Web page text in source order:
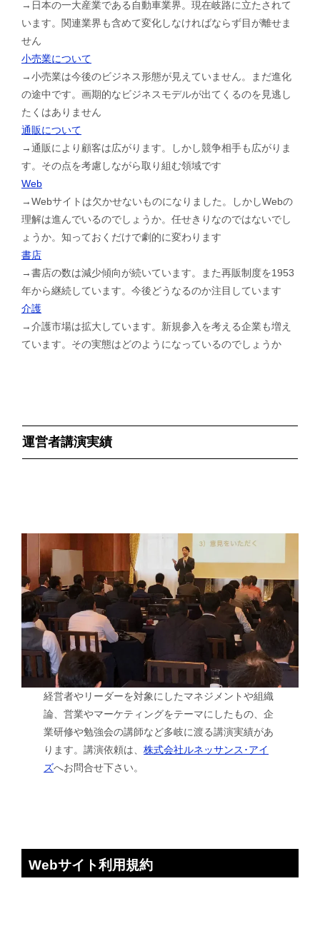
→日本の一大産業である自動車業界。現在岐路に立たされて
います。関連業界も含めて変化しなければならず目が離せま
せん
小売業について
→小売業は今後のビジネス形態が見えていません。まだ進化
の途中です。画期的なビジネスモデルが出てくるのを見逃し
たくはありません
通販について
→通販により顧客は広がります。しかし競争相手も広がりま
す。その点を考慮しながら取り組む領域です
Web
→Webサイトは欠かせないものになりました。しかしWebの
理解は進んでいるのでしょうか。任せきりなのではないでし
ょうか。知っておくだけで劇的に変わります
書店
→書店の数は減少傾向が続いています。また再販制度を1953
年から継続しています。今後どうなるのか注目しています
介護
→介護市場は拡大しています。新規参入を考える企業も増え
ています。その実態はどのようになっているのでしょうか
運営者講演実績
経営者やリーダーを対象にしたマネジメントや組織
論、営業やマーケティングをテーマにしたもの、企
業研修や勉強会の講師など多岐に渡る講演実績があ
ります。講演依頼は、株式会社ルネッサンス･アイ
ズへお問合せ下さい。
Webサイト利用規約